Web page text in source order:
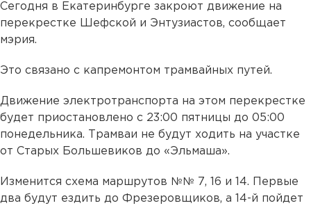
Сегодня в Екатеринбурге закроют движение на
перекрестке Шефской и Энтузиастов, сообщает
мэрия.
Это связано с капремонтом трамвайных путей.
Движение электротранспорта на этом перекрестке
будет приостановлено с 23:00 пятницы до 05:00
понедельника. Трамваи не будут ходить на участке
от Старых Большевиков до «Эльмаша».
Изменится схема маршрутов №№ 7, 16 и 14. Первые
два будут ездить до Фрезеровщиков, а 14-й пойдет